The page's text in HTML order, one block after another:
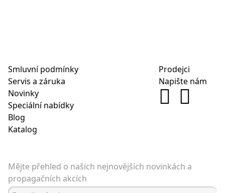
Smluvní podmínky
Servis a záruka
Novinky
Speciální nabídky
Blog
Katalog
Prodejci
Napište nám
Mějte přehled o našich nejnovějších novinkách a
propagačních akcích